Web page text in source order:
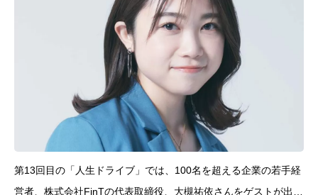
第13回目の「人生ドライブ」では、100名を超える企業の若手経
営者、株式会社FinTの代表取締役、大槻祐依さんをゲストが出